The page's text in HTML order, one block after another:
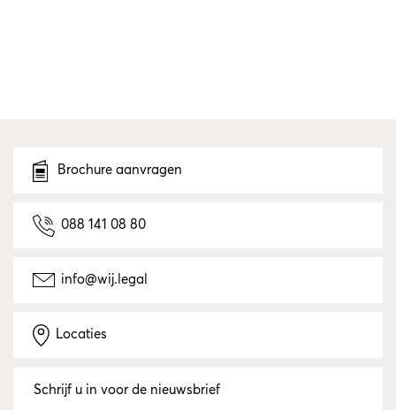
Brochure aanvragen
088 141 08 80
info@wij.legal
Locaties